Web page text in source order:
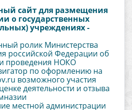
сайт для размещения
о государственных
учреждениях -
ролик Министерства
российской Федерации об
проведения НОКО
по оформлению на
возможного участия
деятельности и отзыва
местной администрации